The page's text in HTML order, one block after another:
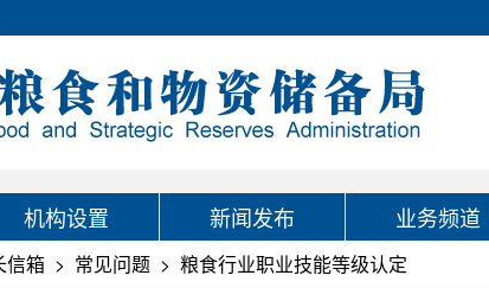
机构设置 新闻发布 业务频道
信箱 > 常见问题 > 粮食行业职业技能等级认定